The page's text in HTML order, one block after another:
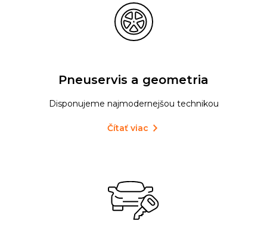
Pneuservis a geometria
Disponujeme najmodernejšou technikou
Čítať viac